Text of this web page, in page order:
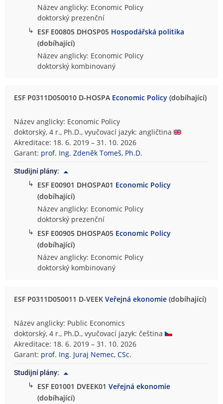
Název anglicky: Economic Policy
doktorský prezenční
↳ ESF E00805 DHOSP05 Hospodářská politika
(dobíhající)
Název anglicky: Economic Policy
doktorský kombinovaný
ESF P0311D050010 D-HOSPA Economic Policy (dobíhající)
Název anglicky: Economic Policy
doktorský, 4 r., Ph.D., vyučovací jazyk: angličtina
Akreditace: 18. 6. 2019 – 31. 10. 2026
Garant: prof. Ing. Zdeněk Tomeš, Ph.D.
Studijní plány:
↳ ESF E00901 DHOSPA01 Economic Policy
(dobíhající)
Název anglicky: Economic Policy
doktorský prezenční
↳ ESF E00905 DHOSPA05 Economic Policy
(dobíhající)
Název anglicky: Economic Policy
doktorský kombinovaný
ESF P0311D050011 D-VEEKVeřejná ekonomie (dobíhající)
Název anglicky: Public Economics
doktorský, 4 r., Ph.D., vyučovací jazyk: čeština
Akreditace: 18. 6. 2019 – 31. 10. 2026
Garant: prof. Ing. Juraj Nemec, CSc.
Studijní plány:
↳ ESF E01001 DVEEK01Veřejná ekonomie
(dobíhající)